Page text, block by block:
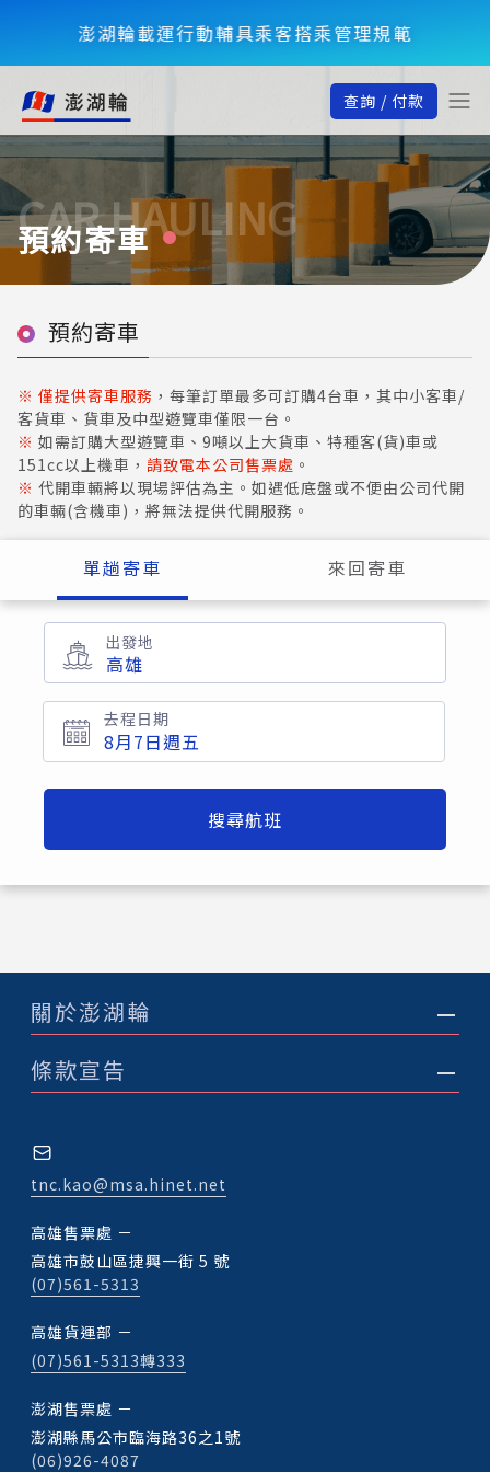
澎湖輪載運行動輔具乘客搭乘管理規範
查詢 / 付款
CAR HAULING
預約寄車
預約寄車
※ 僅提供寄車服務 ，每筆訂單最多可訂購4台車，其中小客車/
客貨車、貨車及中型遊覽車僅限一台。
※ 如需訂購大型遊覽車、9噸以上大貨車、特種客(貨)車或
151cc以上機車， 請致電本公司售票處 。
※ 代開車輛將以現場評估為主。如遇低底盤或不便由公司代開
的車輛(含機車)，將無法提供代開服務。
單趟寄車 來回寄車
高雄
出發地
去程日期
搜尋航班
關於澎湖輪
條款宣告
tnc.kao@msa.hinet.net
高雄售票處 －
高雄市鼓山區捷興一街 5 號
(07)561-5313
高雄貨運部 －
(07)561-5313轉333
澎湖售票處 －
澎湖縣馬公市臨海路36之1號
(06)926-4087